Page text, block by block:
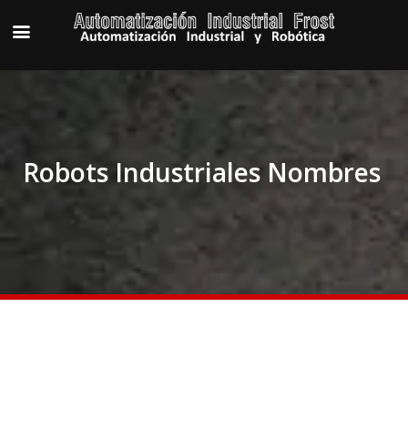
Robots Industriales Nombres